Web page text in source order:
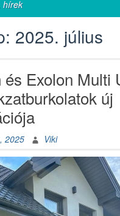
hírek
2025. július
és Exolon Multi
új
2025 Viki